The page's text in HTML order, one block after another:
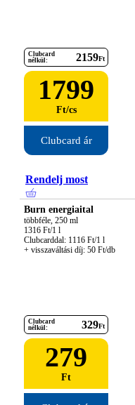
Clubcard
nélkül:
2159Ft
1799
Ft/cs
Clubcard ár
Rendelj most
Burn energiaital
többféle, 250 ml
1316 Ft/1 l
Clubcarddal: 1116 Ft/1 l
+ visszaváltási díj: 50 Ft/db
Clubcard
nélkül:
329Ft
279
Ft